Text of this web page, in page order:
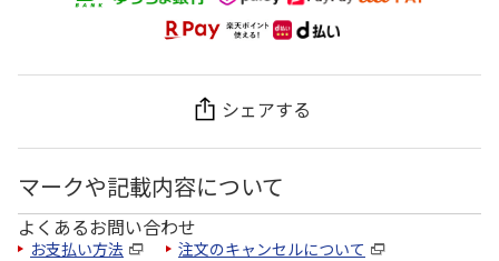
シェアする
マークや記載内容について
よくあるお問い合わせ
お支払い方法 注文のキャンセルについて